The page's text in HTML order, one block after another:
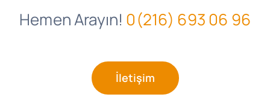
Hemen Arayın! 0(216) 693 06 96
İletişim